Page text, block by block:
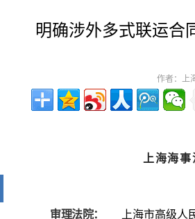
明确涉外多式联运合
作者：上
上海海
审理法院： 上海市高级人